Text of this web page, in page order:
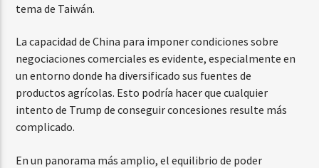
tema de Taiwán.
La capacidad de China para imponer condiciones sobre
negociaciones comerciales es evidente, especialmente en
un entorno donde ha diversificado sus fuentes de
productos agrícolas. Esto podría hacer que cualquier
intento de Trump de conseguir concesiones resulte más
complicado.
En un panorama más amplio, el equilibrio de poder